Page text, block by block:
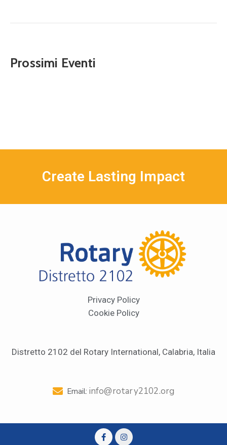
Prossimi Eventi
Create Lasting Impact
Privacy Policy
Cookie Policy
Distretto 2102 del Rotary International, Calabria, Italia
Email: info@rotary2102.org